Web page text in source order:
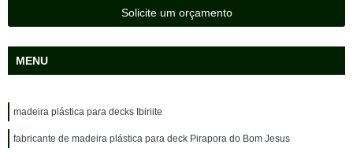
Solicite um orçamento
MENU
madeira plástica para decks Ibiriite
fabricante de madeira plástica para deck Pirapora do Bom Jesus